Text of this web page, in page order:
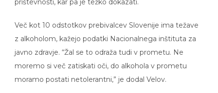
z alkoholom, kažejo podatki Nacionalnega inštituta za
javno zdravje. “Žal se to odraža tudi v prometu. Ne
moremo si več zatiskati oči, do alkohola v prometu
moramo postati netolerantni,” je dodal Velov.